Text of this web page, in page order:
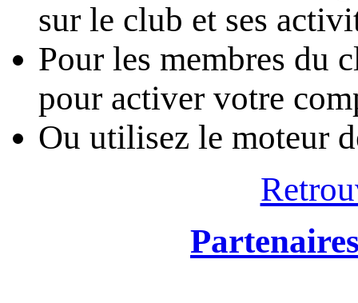
sur le club et ses
Pour les membres du
pour activer votre
Ou utilisez le moteur